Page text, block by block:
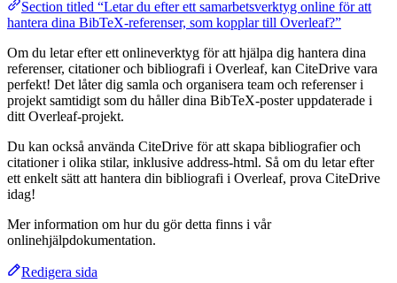
Section titled “Letar du efter ett samarbetsverktyg online för att
hantera dina BibTeX-referenser, som kopplar till Overleaf?”
Om du letar efter ett onlineverktyg för att hjälpa dig hantera dina
referenser, citationer och bibliografi i Overleaf, kan CiteDrive vara
perfekt! Det låter dig samla och organisera team och referenser i
projekt samtidigt som du håller dina BibTeX-poster uppdaterade i
ditt Overleaf-projekt.
Du kan också använda CiteDrive för att skapa bibliografier och
citationer i olika stilar, inklusive address-html. Så om du letar efter
ett enkelt sätt att hantera din bibliografi i Overleaf, prova CiteDrive
idag!
Mer information om hur du gör detta finns i vår
onlinehjälpdokumentation.
Redigera sida